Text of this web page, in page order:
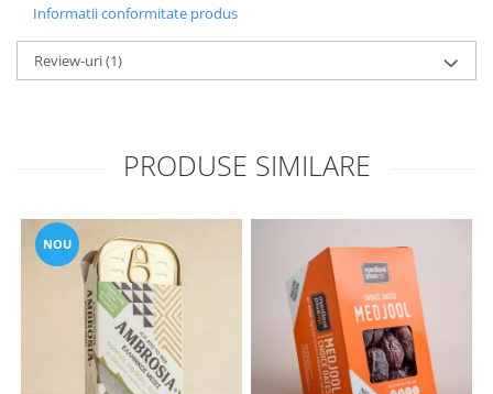
Informatii conformitate produs
Review-uri(1)
PRODUSE SIMILARE
NOU